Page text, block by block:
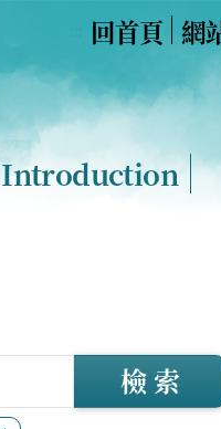
回首頁 網
Introduction
檢 索